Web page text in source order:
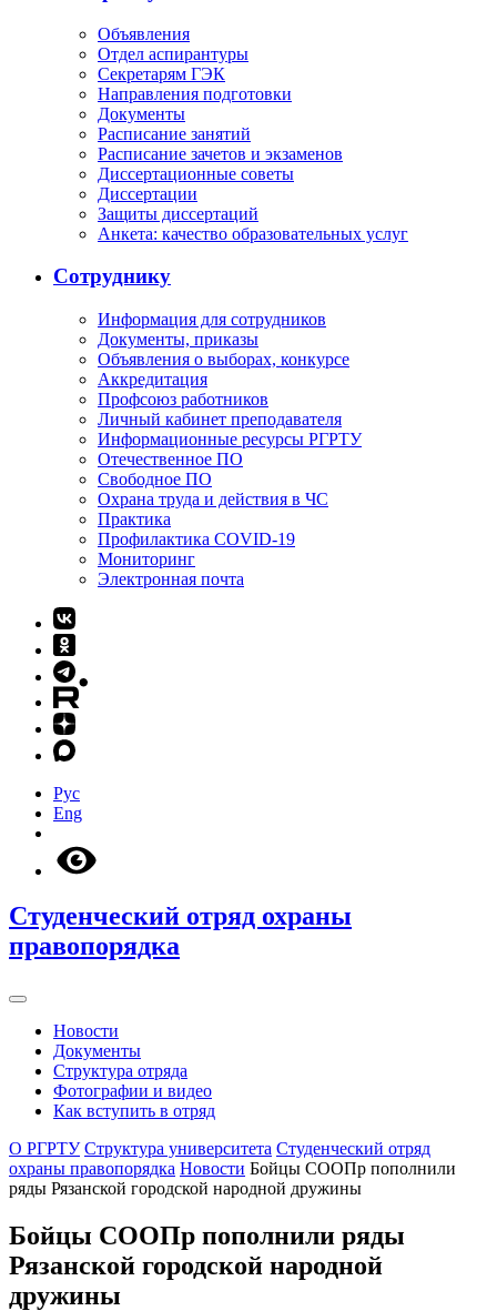
Объявления
Отдел аспирантуры
Секретарям ГЭК
Направления подготовки
Документы
Расписание занятий
Расписание зачетов и экзаменов
Диссертационные советы
Диссертации
Защиты диссертаций
Анкета: качество образовательных услуг
Сотруднику
Информация для сотрудников
Документы, приказы
Объявления о выборах, конкурсе
Аккредитация
Профсоюз работников
Личный кабинет преподавателя
Информационные ресурсы РГРТУ
Отечественное ПО
Свободное ПО
Охрана труда и действия в ЧС
Практика
Профилактика COVID-19
Мониторинг
Электронная почта
Рус
Eng
Студенческий отряд охраны
правопорядка
Новости
Документы
Структура отряда
Фотографии и видео
Как вступить в отряд
О РГРТУ Структура университета Студенческий отряд
охраны правопорядка Новости Бойцы СООПр пополнили
ряды Рязанской городской народной дружины
Бойцы СООПр пополнили ряды
Рязанской городской народной
дружины